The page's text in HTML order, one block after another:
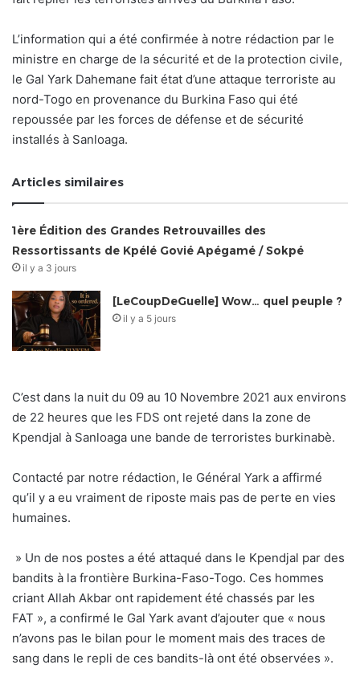
L’information qui a été confirmée à notre rédaction par le
ministre en charge de la sécurité et de la protection civile,
le Gal Yark Dahemane fait état d’une attaque terroriste au
nord-Togo en provenance du Burkina Faso qui été
repoussée par les forces de défense et de sécurité
installés à Sanloaga.
Articles similaires
1ère Édition des Grandes Retrouvailles des
Ressortissants de Kpélé Govié Apégamé / Sokpé
il y a 3 jours
[LeCoupDeGuelle] Wow… quel peuple ?
il y a 5 jours
C’est dans la nuit du 09 au 10 Novembre 2021 aux environs
de 22 heures que les FDS ont rejeté dans la zone de
Kpendjal à Sanloaga une bande de terroristes burkinabè.
Contacté par notre rédaction, le Général Yark a affirmé
qu’il y a eu vraiment de riposte mais pas de perte en vies
humaines.
» Un de nos postes a été attaqué dans le Kpendjal par des
bandits à la frontière Burkina-Faso-Togo. Ces hommes
criant Allah Akbar ont rapidement été chassés par les
FAT », a confirmé le Gal Yark avant d’ajouter que « nous
n’avons pas le bilan pour le moment mais des traces de
sang dans le repli de ces bandits-là ont été observées ».